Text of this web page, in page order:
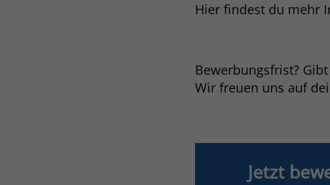
Hier findest du mehr
Bewerbungsfrist?
Wir freuen uns auf
Jetzt